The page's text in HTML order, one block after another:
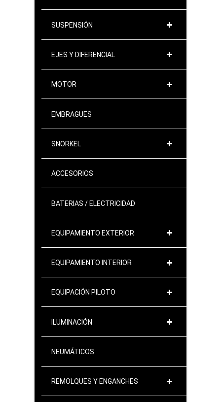
SUSPENSIÓN
EJES Y DIFERENCIAL
MOTOR
EMBRAGUES
SNORKEL
ACCESORIOS
BATERIAS / ELECTRICIDAD
EQUIPAMIENTO EXTERIOR
EQUIPAMIENTO INTERIOR
EQUIPACIÓN PILOTO
ILUMINACIÓN
NEUMÁTICOS
REMOLQUES Y ENGANCHES